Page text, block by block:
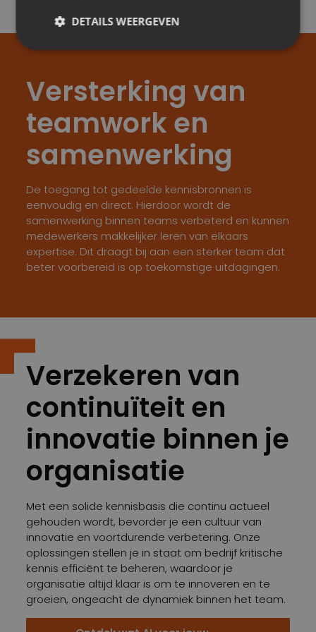
Versterking van
teamwork en
samenwerking
De toegang tot gedeelde kennisbronnen is
eenvoudig en direct. Hierdoor wordt de
samenwerking binnen teams verbeterd en kunnen
medewerkers makkelijker leren van elkaars
expertise. Dit draagt bij aan een sterker team dat
beter voorbereid is op toekomstige uitdagingen.
Verzekeren van
continuïteit en
innovatie binnen je
organisatie
Met een solide kennisbasis die continu actueel
gehouden wordt, bevorder je een cultuur van
innovatie en voortdurende verbetering. Onze
oplossingen stellen je in staat om bedrijf kritische
kennis efficiënt te beheren, waardoor je
organisatie altijd klaar is om te innoveren en te
groeien, ongeacht de dynamiek binnen het team.
DETAILS WEERGEVEN